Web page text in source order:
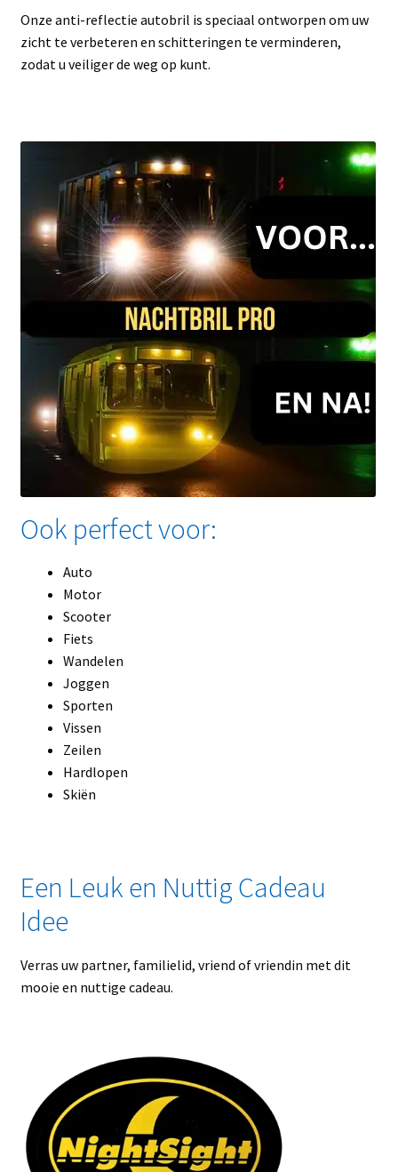
Onze anti-reflectie autobril is speciaal ontworpen om uw
zicht te verbeteren en schitteringen te verminderen,
zodat u veiliger de weg op kunt.
Ook perfect voor:
Auto
Motor
Scooter
Fiets
Wandelen
Joggen
Sporten
Vissen
Zeilen
Hardlopen
Skiën
Een Leuk en Nuttig Cadeau
Idee
Verras uw partner, familielid, vriend of vriendin met dit
mooie en nuttige cadeau.